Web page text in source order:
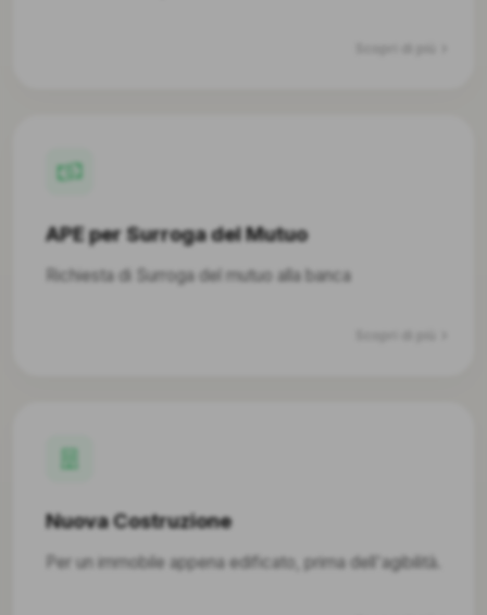
APE per Surroga del Mutuo
Richiesta di Surroga del mutuo alla banca
Nuova Costruzione
Per un immobile appena edificato, prima dell'agibilità.